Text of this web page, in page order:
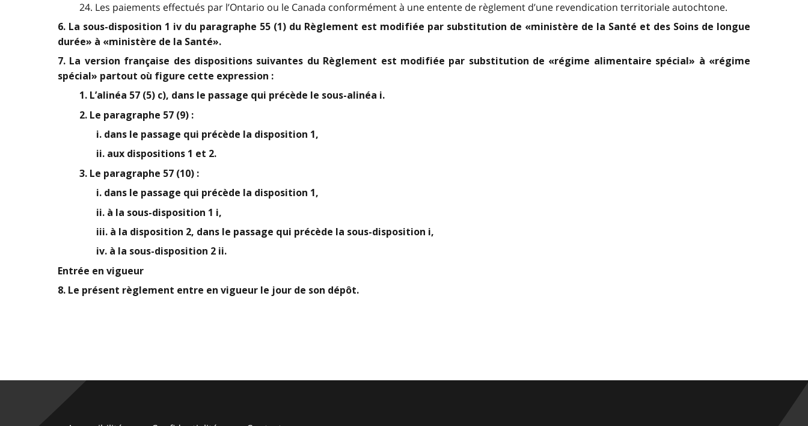
24. Les paiements effectués par l’Ontario ou le Canada conformément à une entente de règlement d’une revendication territoriale autochtone.
6. La sous-disposition 1 iv du paragraphe 55 (1) du Règlement est modifiée par substitution de «ministère de la Santé et des Soins de longue
durée» à «ministère de la Santé».
7. La version française des dispositions suivantes du Règlement est modifiée par substitution de «régime alimentaire spécial» à «régime
spécial» partout où figure cette expression :
1. L’alinéa 57 (5) c), dans le passage qui précède le sous-alinéa i.
2. Le paragraphe 57 (9) :
i. dans le passage qui précède la disposition 1,
ii. aux dispositions 1 et 2.
3. Le paragraphe 57 (10) :
i. dans le passage qui précède la disposition 1,
ii. à la sous-disposition 1 i,
iii. à la disposition 2, dans le passage qui précède la sous-disposition i,
iv. à la sous-disposition 2 ii.
Entrée en vigueur
8. Le présent règlement entre en vigueur le jour de son dépôt.